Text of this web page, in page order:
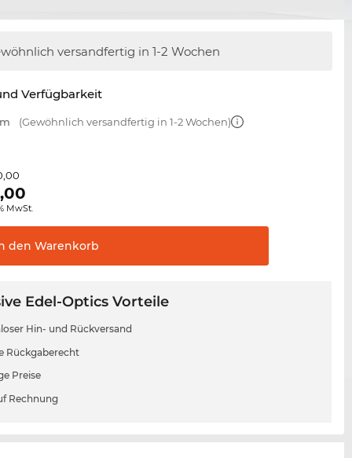
versandfertig in 1-2 Wochen
Verfügbarkeit
(Gewöhnlich versandfertig in 1-2 Wochen)
MwSt.
den Warenkorb
Edel-Optics Vorteile
Hin- und Rückversand
Rückgaberecht
Preise
Rechnung